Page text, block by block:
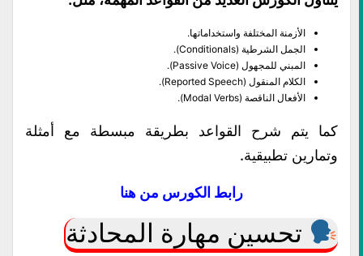
الأزمنة المختلفة واستخداماتها.
الجمل الشرطية (Conditionals).
المبني للمجهول (Passive Voice).
الكلام المنقول (Reported Speech).
الأفعال الناقصة (Modal Verbs).
كما يتم شرح القواعد بطريقة مبسطة مع أمثلة
وتمارين تطبيقية.
رابط الكورس من هنا
تحسين مهارة المحادثة